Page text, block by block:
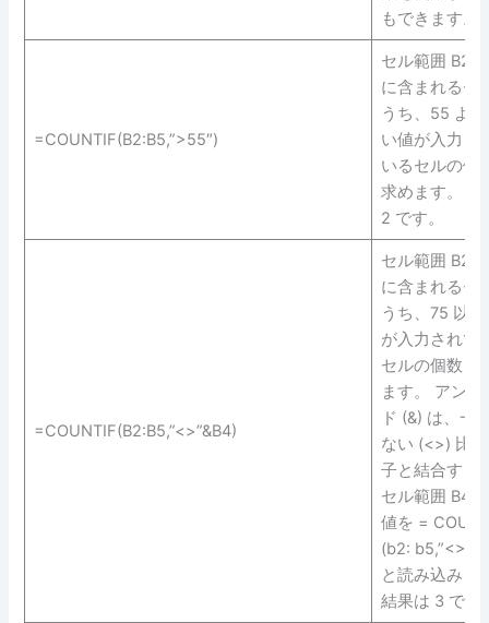
もできます。
=COUNTIF(B2:B5,”>55″)
セル範囲 B2
に含まれるセ
うち、55 よ
い値が入力さ
いるセルの個
求めます。 結
2 です。
=COUNTIF(B2:B5,”<>”&B4)
セル範囲 B2
に含まれるセ
うち、75 以
が入力されて
セルの個数を
ます。 アンパ
ド (&) は、一
ない (<>) 比
子と結合する
セル範囲 B4
値を =
(b2: b5,”<>
と読み込みま
結果は 3 です